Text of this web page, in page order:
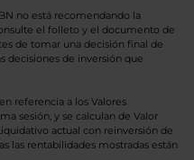
no está recomendando la
el folleto y el documento de
de tomar una decisión final de
decisiones de inversión que
referencia a los Valores
sesión, y se calculan de Valor
actual con reinversión de
las rentabilidades mostradas están